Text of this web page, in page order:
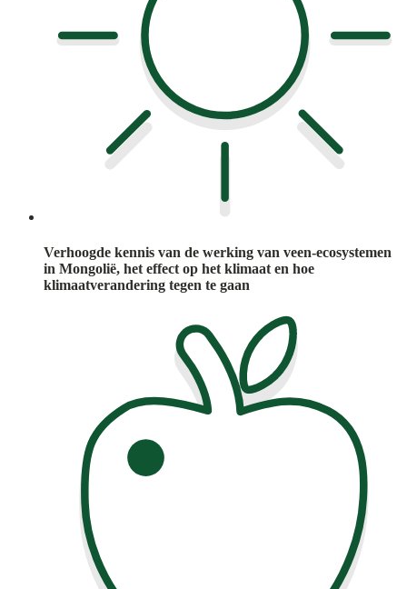
Verhoogde kennis van de werking van veen-ecosystemen
in Mongolië, het effect op het klimaat en hoe
klimaatverandering tegen te gaan